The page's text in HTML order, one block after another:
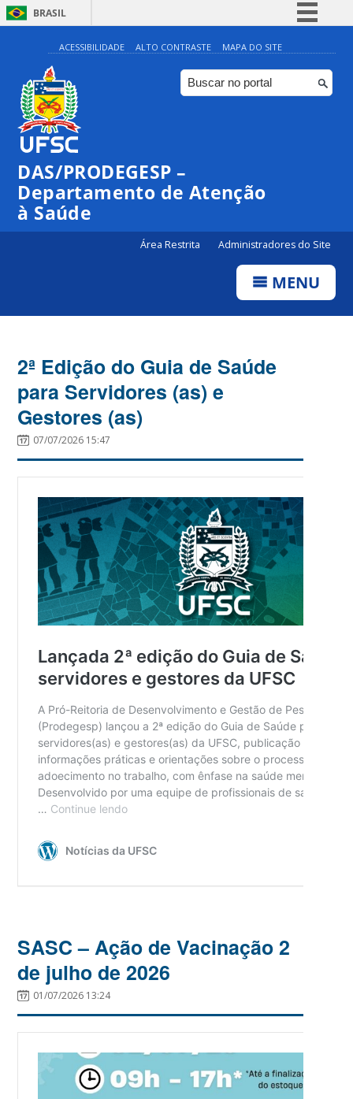
BRASIL
Simplifique!
Comunica BR
Participe
ACESSIBILIDADE ALTO CONTRASTE MAPA DO SITE
DAS/PRODEGESP –
Departamento de Atenção
à Saúde
Área Restrita Administradores do Site
MENU
2ª Edição do Guia de Saúde
para Servidores (as) e
Gestores (as)
07/07/2026 15:47
SASC – Ação de Vacinação 2
de julho de 2026
01/07/2026 13:24